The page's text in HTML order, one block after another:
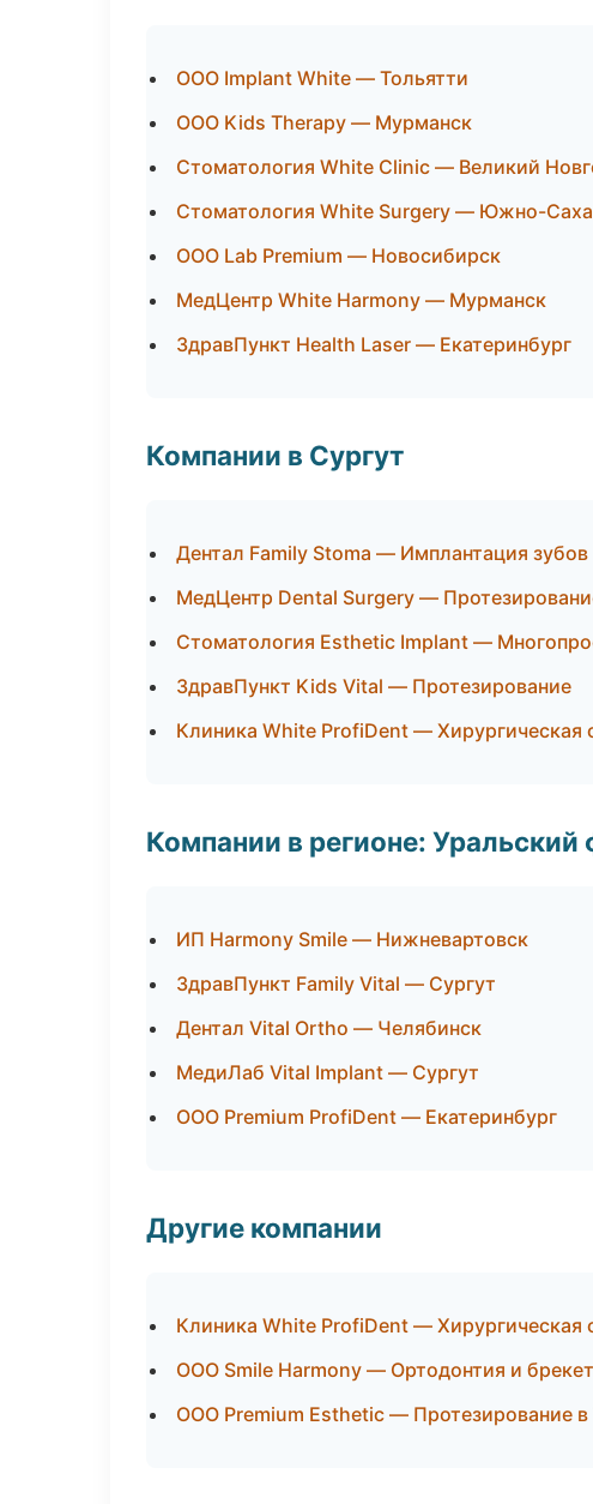
ООО Implant White — Тольятти
ООО Kids Therapy — Мурманск
Стоматология White Clinic — Великий
Стоматология White Surgery — Южно-
ООО Lab Premium — Новосибирск
МедЦентр White Harmony — Мурманск
ЗдравПункт Health Laser — Екатеринбург
Компании в Сургут
Дентал Family Stoma — Имплантация зубов
МедЦентр Dental Surgery —
Стоматология Esthetic Implant —
ЗдравПункт Kids Vital — Протезирование
Клиника White ProfiDent — Хирургическая
Компании в регионе:
ИП Harmony Smile — Нижневартовск
ЗдравПункт Family Vital — Сургут
Дентал Vital Ortho — Челябинск
МедиЛаб Vital Implant — Сургут
ООО Premium ProfiDent — Екатеринбург
Другие компании
Клиника White ProfiDent — Хирургическая
ООО Smile Harmony — Ортодонтия и
ООО Premium Esthetic — Протезирование